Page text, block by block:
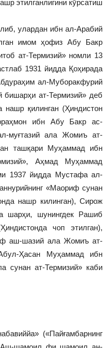
этилганлигини кўрсатиш
улардан ибн ал-Арабий
имом ҳофиз Абу Бакр
ат-Термизий» номли 13
1931 йидда Қоҳирада
ал-Муборакфурий
ат-Термизий» деб
қилинган (Ҳиндистон
ибн Абу Бакр ас-
муғтазий ала Жомиъ ат-
ташқари Муҳаммад ибн
Аҳмад Муҳаммад
1937 йидда Мустафа ал-
«Маориф сунан
нашр килинган), Сирож
шарҳи, шунингдек Рашиб
чоп этилган),
аш-шазий ала Жомиъ ат-
Ҳасан Муҳаммад ибн
сунан ат-Термизий» каби
(«Пайғамбарнинг